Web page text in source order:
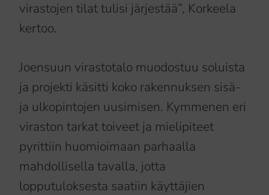
virastojen tilat tulisi järjestää”, Korkeela
kertoo.
Joensuun virastotalo muodostuu soluista
ja projekti käsitti koko rakennuksen sisä-
ja ulkopintojen uusimisen. Kymmenen eri
viraston tarkat toiveet ja mielipiteet
pyrittiin huomioimaan parhaalla
mahdollisella tavalla, jotta
lopputuloksesta saatiin käyttäjien